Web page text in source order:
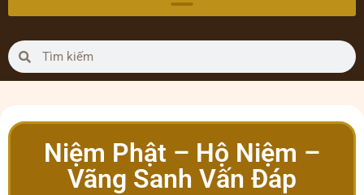
Niệm Phật – Hộ Niệm –
Vãng Sanh Vấn Đáp